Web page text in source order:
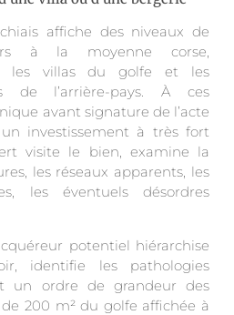
affiche des niveaux de
à la moyenne corse,
les villas du golfe et les
de l’arrière-pays. À ces
avant signature de l’acte
investissement à très fort
visite le bien, examine la
les réseaux apparents, les
les éventuels désordres
potentiel hiérarchise
identifie les pathologies
un ordre de grandeur des
200 m² du golfe affichée à